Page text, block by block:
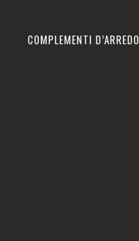
COMPLEMENTI D’ARREDO